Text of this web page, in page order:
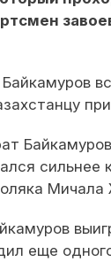
Байкамуров
еще